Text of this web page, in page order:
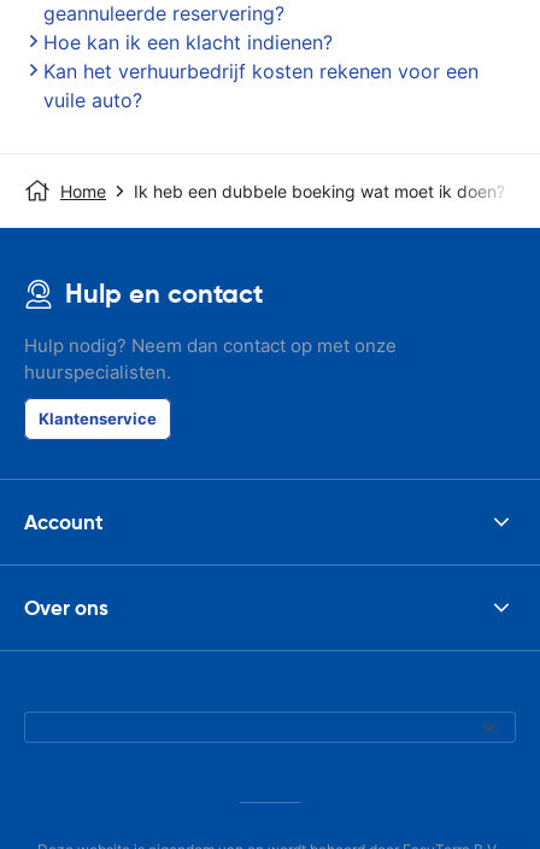
geannuleerde reservering?
Hoe kan ik een klacht indienen?
Kan het verhuurbedrijf kosten rekenen voor een
vuile auto?
Home Ik heb een dubbele boeking wat moet ik doen?
Hulp en contact
Hulp nodig? Neem dan contact op met onze
huurspecialisten.
Klantenservice
Account
Over ons